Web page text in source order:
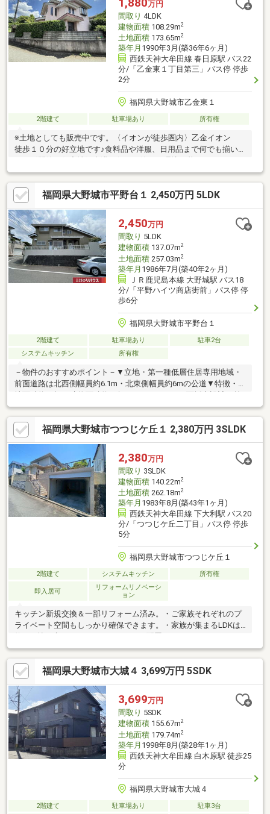
万円
間取り 4LDK
建物面積108.29m2
土地面積173.65m2
築年月 1990年3月(築36年6ヶ月)
西鉄天神大牟田線 春日原駅 バス22
分/「乙金東１丁目第三」バス停 停歩
2分
福岡県大野城市乙金東１
2階建て 駐車場あり 所有権
※土地としても販売中です。〈イオンが徒歩圏内〉乙金イオン
徒歩１０分の好立地です♪食料品や洋服、日用品まで何でも揃いま
〈全室６帖以上〉６～８帖のお部屋が４つと収納も全部屋にあ
り、ゆとりのある設計となっています♪＼充実の周辺環境♪／コメ
ダ珈琲店 大野城乙金店 徒歩９分♪かんた内科医院 車で３分♪北
コミュニティセンター 車で６分♪まどか 乙金東一丁目第三（バ
ス停） 徒歩２分♪
福岡県大野城市平野台１ 2,450万円 5LDK
2,450万円
間取り 5LDK
建物面積137.07m2
土地面積257.03m2
築年月 1986年7月(築40年2ヶ月)
ＪＲ鹿児島本線 大野城駅 バス18
分/「平野ハイツ商店街前」バス停 停
歩6分
福岡県大野城市平野台１
2階建て 駐車場あり
駐車2台
システムキッチン
所有権
－物件のおすすめポイント－▼立地・第一種低層住居専用地域・
前面道路は北西側幅員約6.1m・北東側幅員約6mの公道▼特徴・敷
面に窓のある壁付キッチン、床下収納・勝手口有・和室約8帖は広
縁・床の間付・書斎(約3.2帖)有・各洋室・和室に収納有・玄関ホ
ールは吹抜け仕様・駐車2台可能(車種による)▼周辺環境・平野台
ふれあい公園 徒歩3分(約230m)・ウエルシアプラス大野城若草店
徒歩11分(約810m)■ ご希望の住まい探しをお手伝いします物件の
詳細・ご相談はお気軽にお問い合わせください。
福岡県大野城市つつじケ丘１ 2,380万円 3SLDK
2,380万円
間取り 3SLDK
建物面積140.22m2
土地面積262.18m2
築年月 1983年8月(築43年1ヶ月)
西鉄天神大牟田線 下大利駅 バス20
分/「つつじケ丘二丁目」バス停 停歩
5分
福岡県大野城市つつじケ丘１
2階建て システムキッチン 所有権
即入居可
リフォームリノベーシ
ョン
キッチン新規交換＆一部リフォーム済み。・ご家族それぞれのプ
ライベート空間もしっかり確保できます。・家族が集まるLDKは
した間取りです。・毎日使うシステムキッチンは新規交換済み。
清潔で使い勝手の良いキッチンでお料理を楽しめます。・小学校
まで徒歩約7分（約560m）。毎日の通学負担が少なく、親御様に
とっても安心の距離です。・毎日のお買い物に便利なスーパーま
では徒歩約9分（約720m）。利便性と落ち着いた住環境を兼ね備
えたエリアです。
福岡県大野城市大城４ 3,699万円 5SDK
3,699万円
間取り 5SDK
建物面積155.67m2
土地面積179.74m2
築年月 1998年8月(築28年1ヶ月)
西鉄天神大牟田線 白木原駅 徒歩25
分
福岡県大野城市大城４
2階建て 駐車場あり
駐車3台